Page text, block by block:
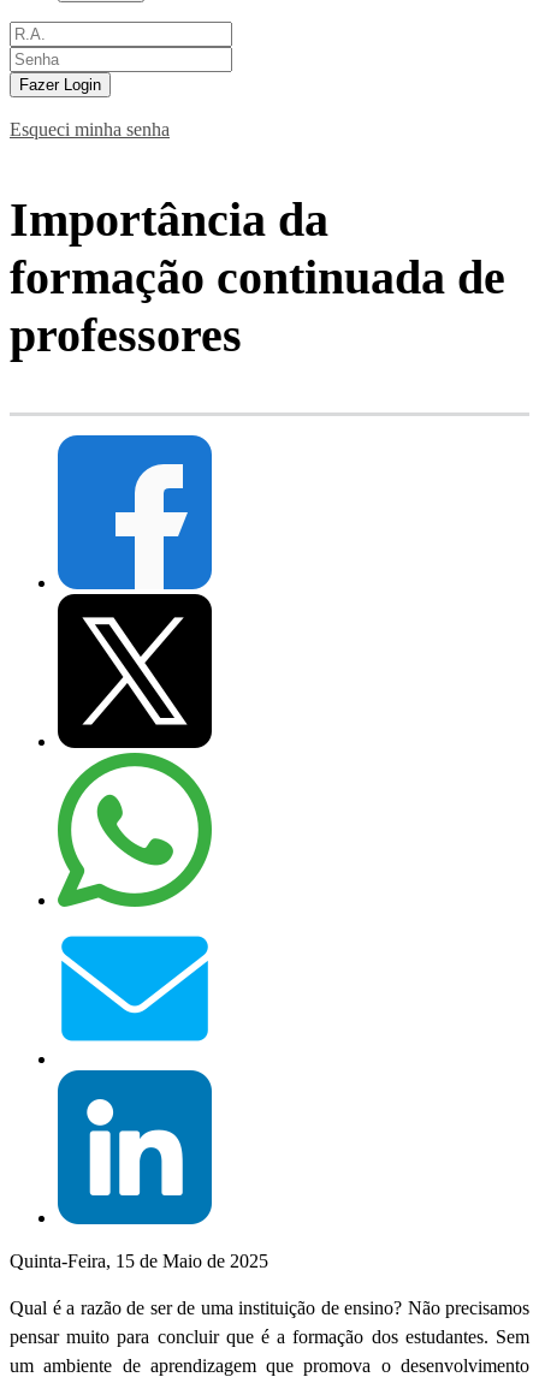
Fazer Login
Esqueci minha senha
Importância da
formação continuada de
professores
Quinta-Feira, 15 de Maio de 2025
Qual é a razão de ser de uma instituição de ensino? Não precisamos
pensar muito para concluir que é a formação dos estudantes. Sem
um ambiente de aprendizagem que promova o desenvolvimento